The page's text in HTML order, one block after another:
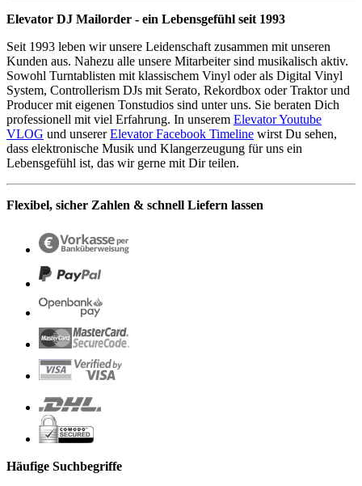
Elevator DJ Mailorder - ein Lebensgefühl seit 1993
Seit 1993 leben wir unsere Leidenschaft zusammen mit unseren
Kunden aus. Nahezu alle unsere Mitarbeiter sind musikalisch aktiv.
Sowohl Turntablisten mit klassischem Vinyl oder als Digital Vinyl
System, Controllerism DJs mit Serato, Rekordbox oder Traktor und
Producer mit eigenen Tonstudios sind unter uns. Sie beraten Dich
professionell mit viel Erfahrung. In unserem Elevator Youtube
VLOG und unsererElevator Facebook Timeline wirst Du sehen,
dass elektronische Musik und Klangerzeugung für uns ein
Lebensgefühl ist, das wir gerne mit Dir teilen.
Flexibel, sicher Zahlen & schnell Liefern lassen
Häufige Suchbegriffe